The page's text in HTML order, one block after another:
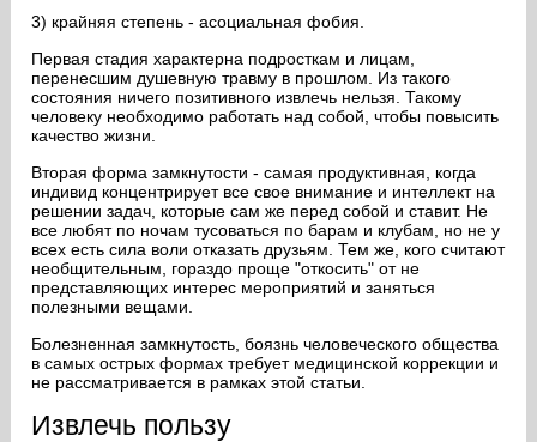
3) крайняя степень - асоциальная фобия.
Первая стадия характерна подросткам и лицам,
перенесшим душевную травму в прошлом. Из такого
состояния ничего позитивного извлечь нельзя. Такому
человеку необходимо работать над собой, чтобы повысить
качество жизни.
Вторая форма замкнутости - самая продуктивная, когда
индивид концентрирует все свое внимание и интеллект на
решении задач, которые сам же перед собой и ставит. Не
все любят по ночам тусоваться по барам и клубам, но не у
всех есть сила воли отказать друзьям. Тем же, кого считают
необщительным, гораздо проще "откосить" от не
представляющих интерес мероприятий и заняться
полезными вещами.
Болезненная замкнутость, боязнь человеческого общества
в самых острых формах требует медицинской коррекции и
не рассматривается в рамках этой статьи.
Извлечь пользу